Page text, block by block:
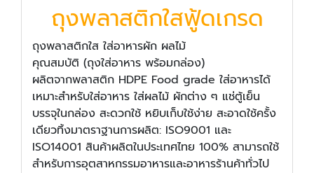
ถุงพลาสติกใสฟู้ดเกรด
ถุงพลาสติกใส ใส่อาหารผัก ผลไม้
คุณสมบัติ (ถุงใส่อาหาร พร้อมกล่อง)
ผลิตจากพลาสติก HDPE Food grade ใส่อาหารได้
เหมาะสำหรับใส่อาหาร ใส่ผลไม้ ผักต่าง ๆ แช่ตู้เย็น
บรรจุในกล่อง สะดวกใช้ หยิบเก็บใช้ง่าย สะอาดใช้ครั้ง
เดียวทิ้งมาตราฐานการผลิต: ISO9001 และ
ISO14001 สินค้าผลิตในประเทศไทย 100% สามารถใช้
สำหรับการอุตสาหกรรมอาหารและอาหารร้านค้าทั่วไป